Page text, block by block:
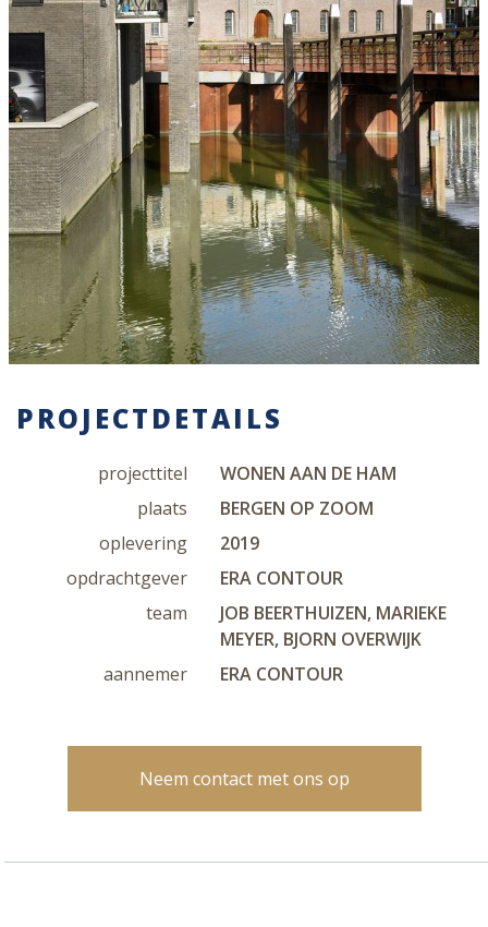
PROJECTDETAILS
projecttitel
WONEN AAN DE HAM
plaats
BERGEN OP ZOOM
oplevering
2019
opdrachtgever
ERA CONTOUR
team
JOB BEERTHUIZEN, MARIEKE
MEYER, BJORN OVERWIJK
aannemer
ERA CONTOUR
Neem contact met ons op